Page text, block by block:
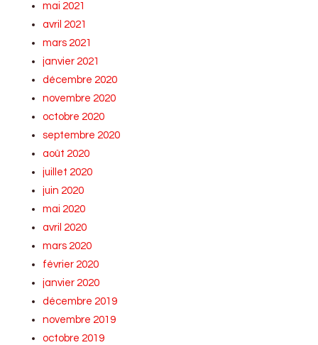
mai 2021
avril 2021
mars 2021
janvier 2021
décembre 2020
novembre 2020
octobre 2020
septembre 2020
août 2020
juillet 2020
juin 2020
mai 2020
avril 2020
mars 2020
février 2020
janvier 2020
décembre 2019
novembre 2019
octobre 2019